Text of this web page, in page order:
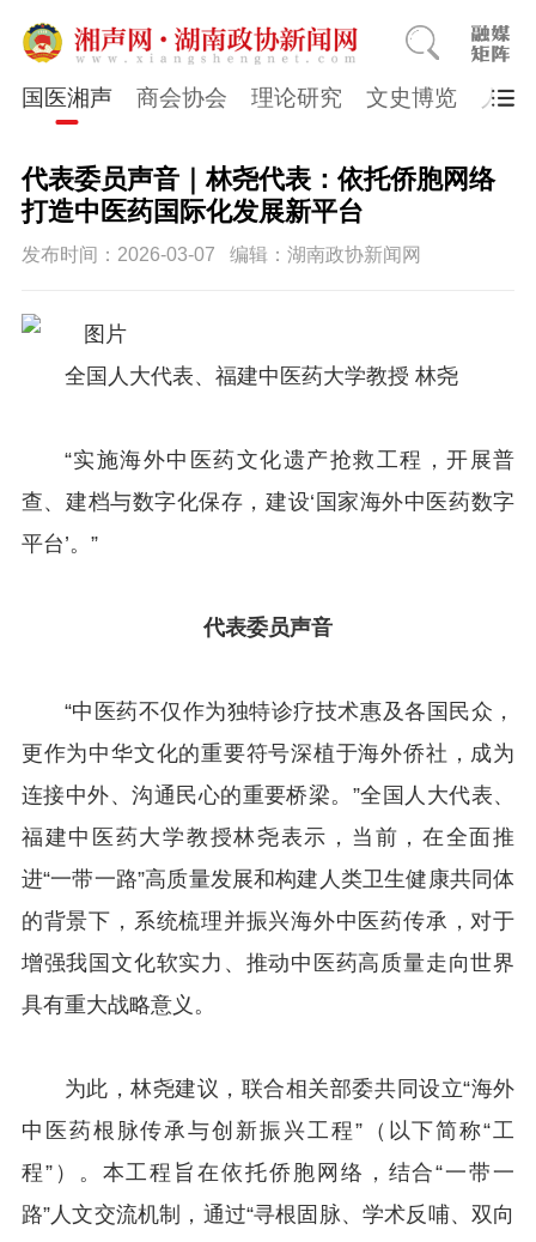
国医湘声 商会协会 理论研究 文史博览 人物
代表委员声音｜林尧代表：依托侨胞网络
打造中医药国际化发展新平台
发布时间：2026-03-07 编辑：湖南政协新闻网
全国人大代表、福建中医药大学教授 林尧
“实施海外中医药文化遗产抢救工程，开展普
查、建档与数字化保存，建设‘国家海外中医药数字
平台’。”
代表委员声音
“中医药不仅作为独特诊疗技术惠及各国民众，
更作为中华文化的重要符号深植于海外侨社，成为
连接中外、沟通民心的重要桥梁。”全国人大代表、
福建中医药大学教授林尧表示，当前，在全面推
进“一带一路”高质量发展和构建人类卫生健康共同体
的背景下，系统梳理并振兴海外中医药传承，对于
增强我国文化软实力、推动中医药高质量走向世界
具有重大战略意义。
为此，林尧建议，联合相关部委共同设立“海外
中医药根脉传承与创新振兴工程”（以下简称“工
程”）。本工程旨在依托侨胞网络，结合“一带一
路”人文交流机制，通过“寻根固脉、学术反哺、双向